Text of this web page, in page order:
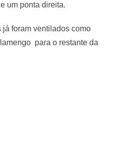
um ponta direita.
já foram ventilados como
para o restante da